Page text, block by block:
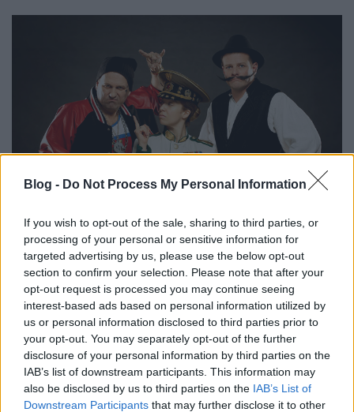
Blog - Do Not Process My Personal Information
If you wish to opt-out of the sale, sharing to third parties, or
processing of your personal or sensitive information for
targeted advertising by us, please use the below opt-out
section to confirm your selection. Please note that after your
opt-out request is processed you may continue seeing
interest-based ads based on personal information utilized by
us or personal information disclosed to third parties prior to
your opt-out. You may separately opt-out of the further
disclosure of your personal information by third parties on the
IAB’s list of downstream participants. This information may
also be disclosed by us to third parties on the IAB’s List of
Downstream Participants that may further disclose it to other
Most márciusban, több mint egy éves szünet után
pedig visszatér az egyik közönségkedvenc, a
kritikusok által is szeretett műsor, a Hajós András
vezette Készhelyzet . Amárcius 22-én, 21:30-kor
debütáló új évadtíz részből áll majd, így összesen
20 hírességet löknek (esetenként szó szerint) olyan
helyzetekbe, melyekről előzetesen halvány lila gőzük
sincs. A vendégek improvizációs képességét igénybe
vevő műsor debütáló szezonjában láthatjuk majd
többek között Kovács Patríciát, Anger Zsoltot és
Kamarás Ivánt is.